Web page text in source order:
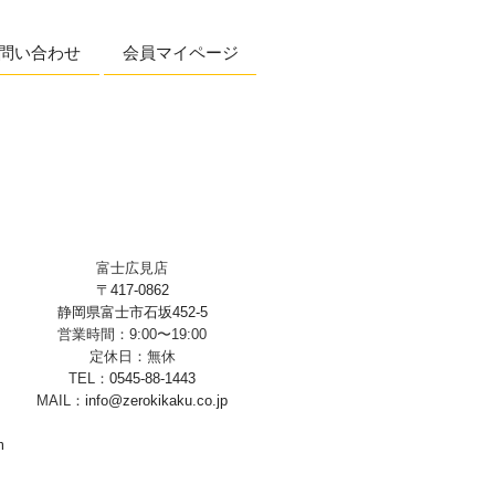
い合わせ 会員マイページ
富士広見店
〒417-0862
静岡県富士市石坂452-5
営業時間：9:00〜19:00
定休日：無休
TEL： 0545-88-1443
MAIL： info@zerokikaku.co.jp